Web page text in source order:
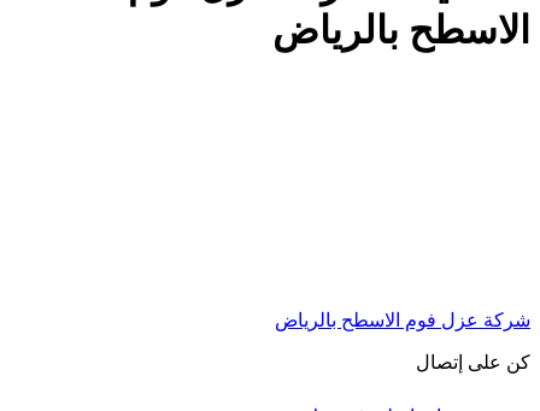
الاسطح بالرياض
شركة عزل فوم الاسطح بالرياض
كن على إتصال